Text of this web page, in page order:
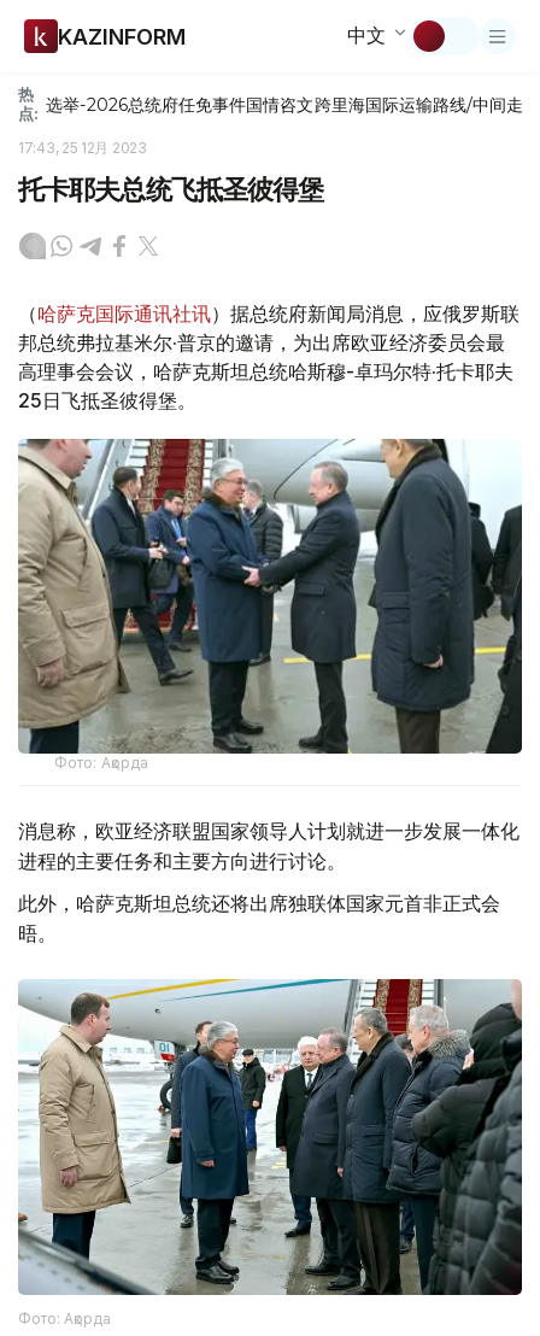
KAZINFORM 中文
热
点: 选举-2026总统府任免事件国情咨文跨里海国际运输路线/中间走廊
17:43, 25 12月 2023
托卡耶夫总统飞抵圣彼得堡
（哈萨克国际通讯社讯）据总统府新闻局消息，应俄罗斯联
邦总统弗拉基米尔·普京的邀请，为出席欧亚经济委员会最
高理事会会议，哈萨克斯坦总统哈斯穆-卓玛尔特·托卡耶夫
25日飞抵圣彼得堡。
Фото: Ақорда
消息称，欧亚经济联盟国家领导人计划就进一步发展一体化
进程的主要任务和主要方向进行讨论。
此外，哈萨克斯坦总统还将出席独联体国家元首非正式会
晤。
Фото: Ақорда